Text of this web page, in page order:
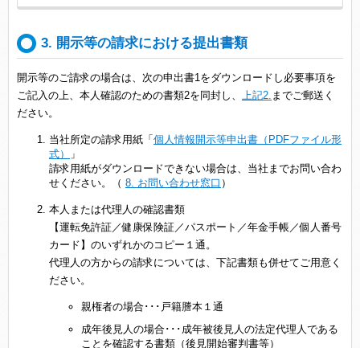
3. 開示等の請求における提出書類
開示等のご請求の場合は、次の申出書1をダウンロードし必要事項を
ご記入の上、本人確認のための書類2を同封し、 上記2. までご郵送く
ださい。
当社所定の請求用紙「 個人情報開示等申出書（PDFファイル形
式）
」
請求用紙がダウンロードできない場合は、当社までお問い合わ
せください。（ 8. お問い合わせ窓口 ）
本人または代理人の確認書類
【運転免許証／健康保険証／パスポート／年金手帳／個人番号
カード】のいずれかのコピー１通。
代理人の方からの請求については、下記書類も併せてご用意く
ださい。
親権者の場合･･･戸籍謄本１通
成年後見人の場合･･･成年被後見人の法定代理人である
ことを確認する書類（後見開始審判書等）